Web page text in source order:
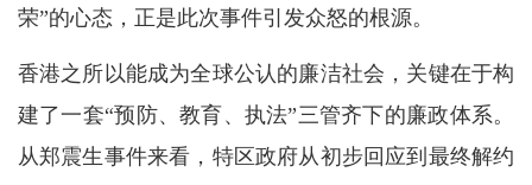
荣”的心态，正是此次事件引发众怒的根源。
香港之所以能成为全球公认的廉洁社会，关键在于构
建了一套“预防、教育、执法”三管齐下的廉政体系。
从郑震生事件来看，特区政府从初步回应到最终解约